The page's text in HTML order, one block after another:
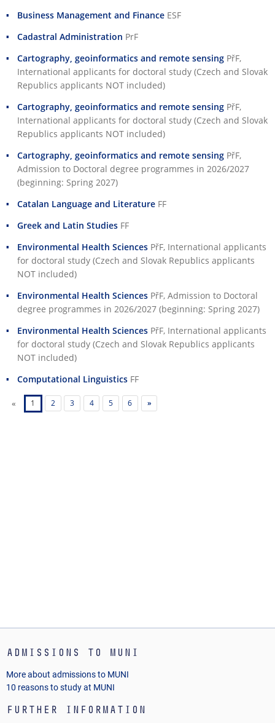
Business Management and Finance ESF
Cadastral Administration PrF
Cartography, geoinformatics and remote sensing PřF,
International applicants for doctoral study (Czech and Slovak
Republics applicants NOT included)
Cartography, geoinformatics and remote sensing PřF,
International applicants for doctoral study (Czech and Slovak
Republics applicants NOT included)
Cartography, geoinformatics and remote sensing PřF,
Admission to Doctoral degree programmes in 2026/2027
(beginning: Spring 2027)
Catalan Language and Literature FF
Greek and Latin Studies FF
Environmental Health Sciences PřF, International applicants
for doctoral study (Czech and Slovak Republics applicants
NOT included)
Environmental Health Sciences PřF, Admission to Doctoral
degree programmes in 2026/2027 (beginning: Spring 2027)
Environmental Health Sciences PřF, International applicants
for doctoral study (Czech and Slovak Republics applicants
NOT included)
Computational Linguistics FF
« 1 2 3 4 5 6 »
Admissions to MUNI
More about admissions to MUNI
10 reasons to study at MUNI
Further Information